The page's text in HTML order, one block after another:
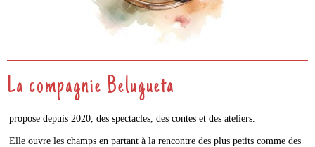
La compagnie Belugueta
propose depuis 2020, des spectacles, des contes et des ateliers.
Elle ouvre les champs en partant à la rencontre des plus petits comme des